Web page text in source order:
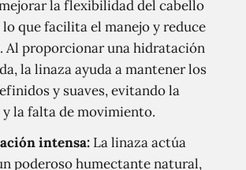
la flexibilidad del cabello
que facilita el manejo y reduce
Al proporcionar una hidratación
la linaza ayuda a mantener los
y suaves, evitando la
la falta de movimiento.
intensa: La linaza actúa
poderoso humectante natural,